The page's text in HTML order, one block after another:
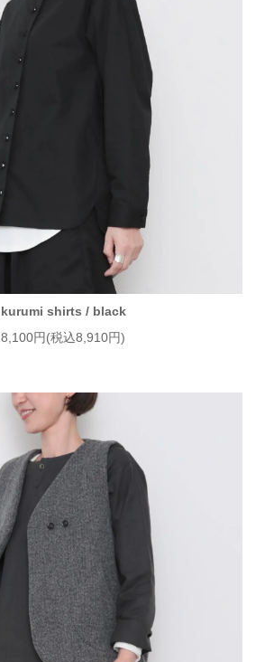
kurumi shirts / black
8,100円(税込8,910円)